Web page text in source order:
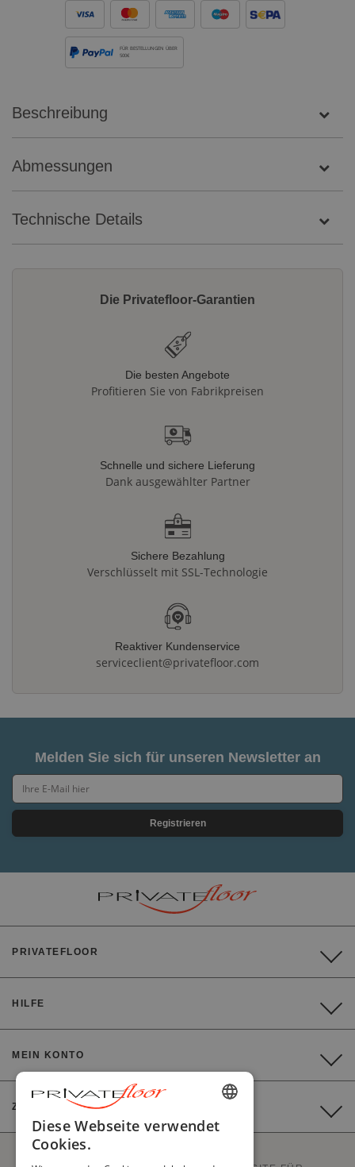
FÜR BESTELLUNGEN ÜBER
500€
Beschreibung
Abmessungen
Technische Details
Die Privatefloor-Garantien
Die besten Angebote
Profitieren Sie von Fabrikpreisen
Schnelle und sichere Lieferung
Dank ausgewählter Partner
Sichere Bezahlung
Verschlüsselt mit SSL-Technologie
Reaktiver Kundenservice
serviceclient@privatefloor.com
Melden Sie sich für unseren Newsletter an
Registrieren
PRIVATEFLOOR
HILFE
MEIN KONTO
ZAHLUNG
ENGLISH
Diese Webseite verwendet
Cookies.